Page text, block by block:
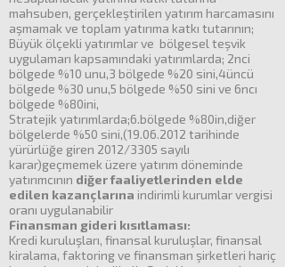
mahsuben, gerçekleştirilen yatırım harcamasını
aşmamak ve toplam yatırıma katkı tutarının;
Büyük ölçekli yatırımlar ve bölgesel teşvik
uygulamarı kapsamındaki yatırımlarda; 2nci
bölgede %10 unu,3 bölgede %20 sini,4üncü
bölgede %30 unu,5 bölgede %50 sini ve 6ncı
bölgede %80ini,
Stratejik yatırımlarda;6.bölgede %80in,diğer
bölgelerde %50 sini,(19.06.2012 tarihinde
yürürlüğe giren 2012/3305 sayılı
karar)geçmemek üzere yatırım döneminde
yatırımcının diğer faaliyetlerinden elde
edilen kazançlarına indirimli kurumlar vergisi
oranı uygulanabilir
Finansman gideri kısıtlaması:
Kredi kuruluşları, finansal kuruluşlar, finansal
kiralama, faktoring ve finansman şirketleri hariç